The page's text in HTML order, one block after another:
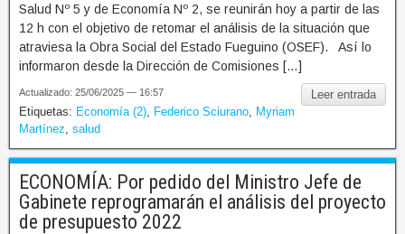
Salud Nº 5 y de Economía Nº 2, se reunirán hoy a partir de las
12 h con el objetivo de retomar el análisis de la situación que
atraviesa la Obra Social del Estado Fueguino (OSEF). Así lo
informaron desde la Dirección de Comisiones […]
Leer entrada
Actualizado: 25/06/2025 — 16:57
Etiquetas: Economía (2) Federico Sciurano
Myriam
Martínez salud
ECONOMÍA: Por pedido del Ministro Jefe de
Gabinete reprogramarán el análisis del proyecto
de presupuesto 2022